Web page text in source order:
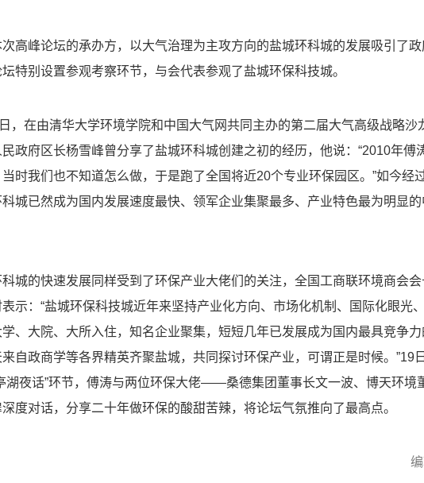
高峰论坛的承办方，以大气治理为主攻方向的盐城环科城的发展吸引了
特别设置参观考察环节，与会代表参观了盐城环保科技城。
，在由清华大学环境学院和中国大气网共同主办的第二届大气高级战略沙
政府区长杨雪峰曾分享了盐城环科城创建之初的经历，他说：“2010年傅
时我们也不知道怎么做，于是跑了全国将近20个专业环保园区。”如今经
城已然成为国内发展速度最快、领军企业集聚最多、产业特色最为明显
科城的快速发展同样受到了环保产业大佬们的关注，全国工商联环境商会
示：“盐城环保科技城近年来坚持产业化方向、市场化机制、国际化眼光
、大院、大所入住，知名企业聚集，短短几年已发展成为国内最具竞争
来自政商学等各界精英齐聚盐城，共同探讨环保产业，可谓正是时候。”19
湖夜话”环节，傅涛与两位环保大佬——桑德集团董事长文一波、博天环境
度对话，分享二十年做环保的酸甜苦辣，将论坛气氛推向了最高点。